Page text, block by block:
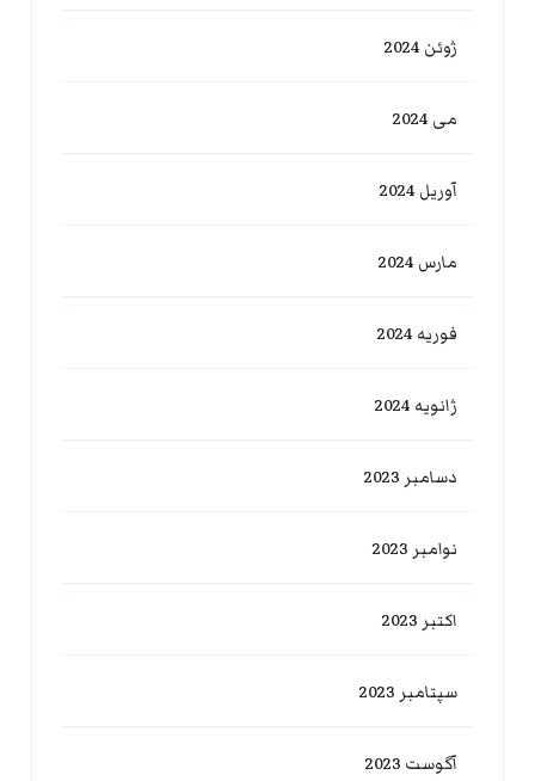
ژوئن 2024
می 2024
آوریل 2024
مارس 2024
فوریه 2024
ژانویه 2024
دسامبر 2023
نوامبر 2023
اکتبر 2023
سپتامبر 2023
آگوست 2023